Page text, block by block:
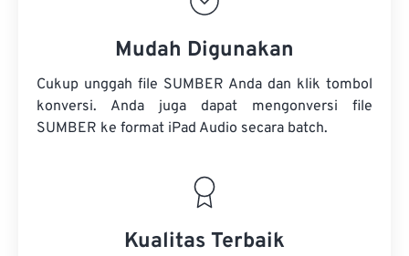
Mudah Digunakan
Cukup unggah file SUMBER Anda dan klik tombol
konversi. Anda juga dapat mengonversi file
SUMBER ke format iPad Audio secara batch.
Kualitas Terbaik